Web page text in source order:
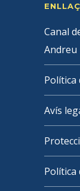
Canal
Andreu
Política
Avís
Política